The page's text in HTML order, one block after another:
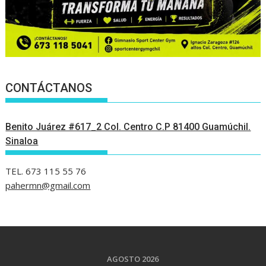
CONTÁCTANOS
Benito Juárez #617_2 Col. Centro C.P 81400 Guamúchil.
Sinaloa
TEL. 673 115 55 76
pahermn@gmail.com
AGOSTO 2026